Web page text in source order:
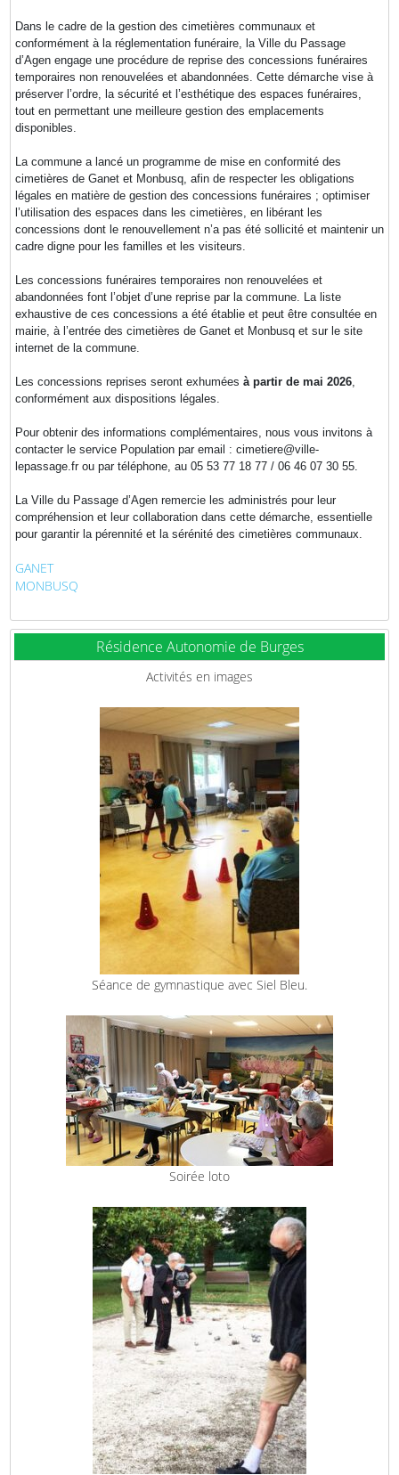
Dans le cadre de la gestion des cimetières communaux et
conformément à la réglementation funéraire, la Ville du Passage
d’Agen engage une procédure de reprise des concessions funéraires
temporaires non renouvelées et abandonnées. Cette démarche vise à
préserver l’ordre, la sécurité et l’esthétique des espaces funéraires,
tout en permettant une meilleure gestion des emplacements
disponibles.
La commune a lancé un programme de mise en conformité des
cimetières de Ganet et Monbusq, afin de respecter les obligations
légales en matière de gestion des concessions funéraires ; optimiser
l’utilisation des espaces dans les cimetières, en libérant les
concessions dont le renouvellement n’a pas été sollicité et maintenir un
cadre digne pour les familles et les visiteurs.
Les concessions funéraires temporaires non renouvelées et
abandonnées font l’objet d’une reprise par la commune. La liste
exhaustive de ces concessions a été établie et peut être consultée en
mairie, à l’entrée des cimetières de Ganet et Monbusq et sur le site
internet de la commune.
Les concessions reprises seront exhumées à partir de mai 2026
conformément aux dispositions légales.
Pour obtenir des informations complémentaires, nous vous invitons à
contacter le service Population par email : cimetiere@ville-
lepassage.fr ou par téléphone, au 05 53 77 18 77 / 06 46 07 30 55.
La Ville du Passage d’Agen remercie les administrés pour leur
compréhension et leur collaboration dans cette démarche, essentielle
pour garantir la pérennité et la sérénité des cimetières communaux.
GANET
MONBUSQ
Résidence Autonomie de Burges
Activités en images
Séance de gymnastique avec Siel Bleu.
Soirée loto